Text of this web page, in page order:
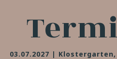
03.07.2027 |